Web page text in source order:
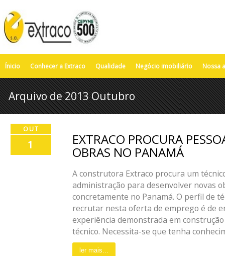
Ínicio Conhecer a Extraco Qualidade Negócio imobiliário Nossa
Arquivo de 2013 Outubro
OUT
1 EXTRACO PROCURA
OBRAS NO PANAMÁ
A construtora Extraco procura um
administração para desenvolver novas
concretamente no Panamá. O perfil de
recrutar nesta oferta de emprego é de
experiência demonstrada em
técnico. Necessita-se que tenha
ler mais...